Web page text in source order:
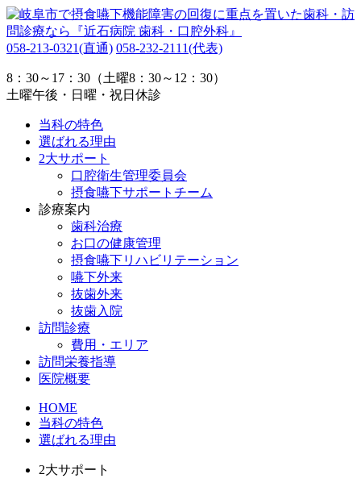
058-213-0321(直通) 058-232-2111(代表)
8：30～17：30（土曜8：30～12：30）
土曜午後・日曜・祝日休診
当科の特色
選ばれる理由
2大サポート
口腔衛生管理委員会
摂食嚥下サポートチーム
診療案内
歯科治療
お口の健康管理
摂食嚥下リハビリテーション
嚥下外来
抜歯外来
抜歯入院
訪問診療
費用・エリア
訪問栄養指導
医院概要
HOME
当科の特色
選ばれる理由
2大サポート